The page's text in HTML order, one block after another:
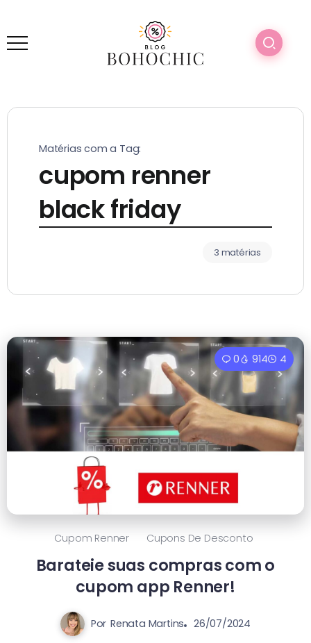
Matérias com a Tag:
cupom renner
black friday
3 matérias
0 914 4
Cupom Renner Cupons De Desconto
Barateie suas compras com o
cupom app Renner!
Por Renata Martins 26/07/2024